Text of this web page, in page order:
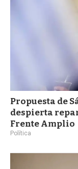
Propuesta de
despierta
Frente Amplio
Política